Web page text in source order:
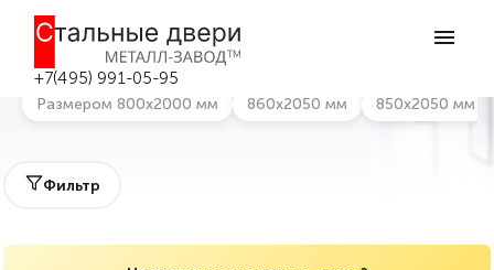
+7(495) 991-05-95
Входные уличные двери в Жуковском
Размером 800х2000 мм 860х2050 мм 850х2050 мм
Фильтр